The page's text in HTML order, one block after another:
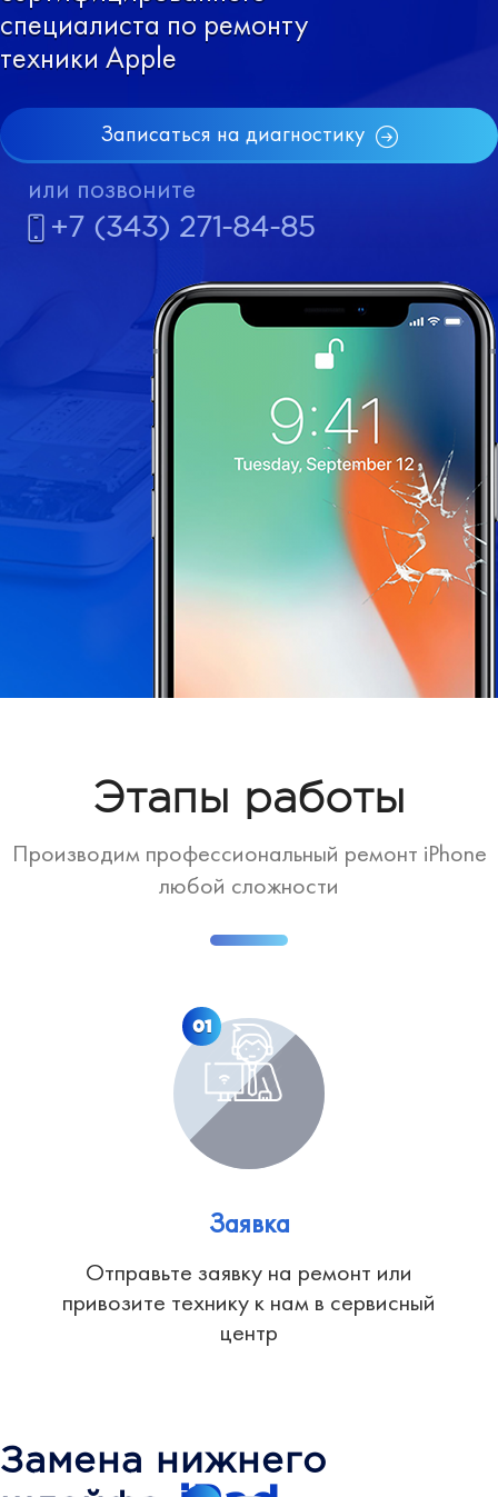
Замена нижнего
специалиста по ремонту
техники Apple
Записаться на диагностику
или позвоните
+7 (343) 271-84-85
Этапы работы
Производим профессиональный ремонт iPhone
любой сложности
01
Заявка
Отправьте заявку на ремонт или
привозите технику к нам в сервисный
центр